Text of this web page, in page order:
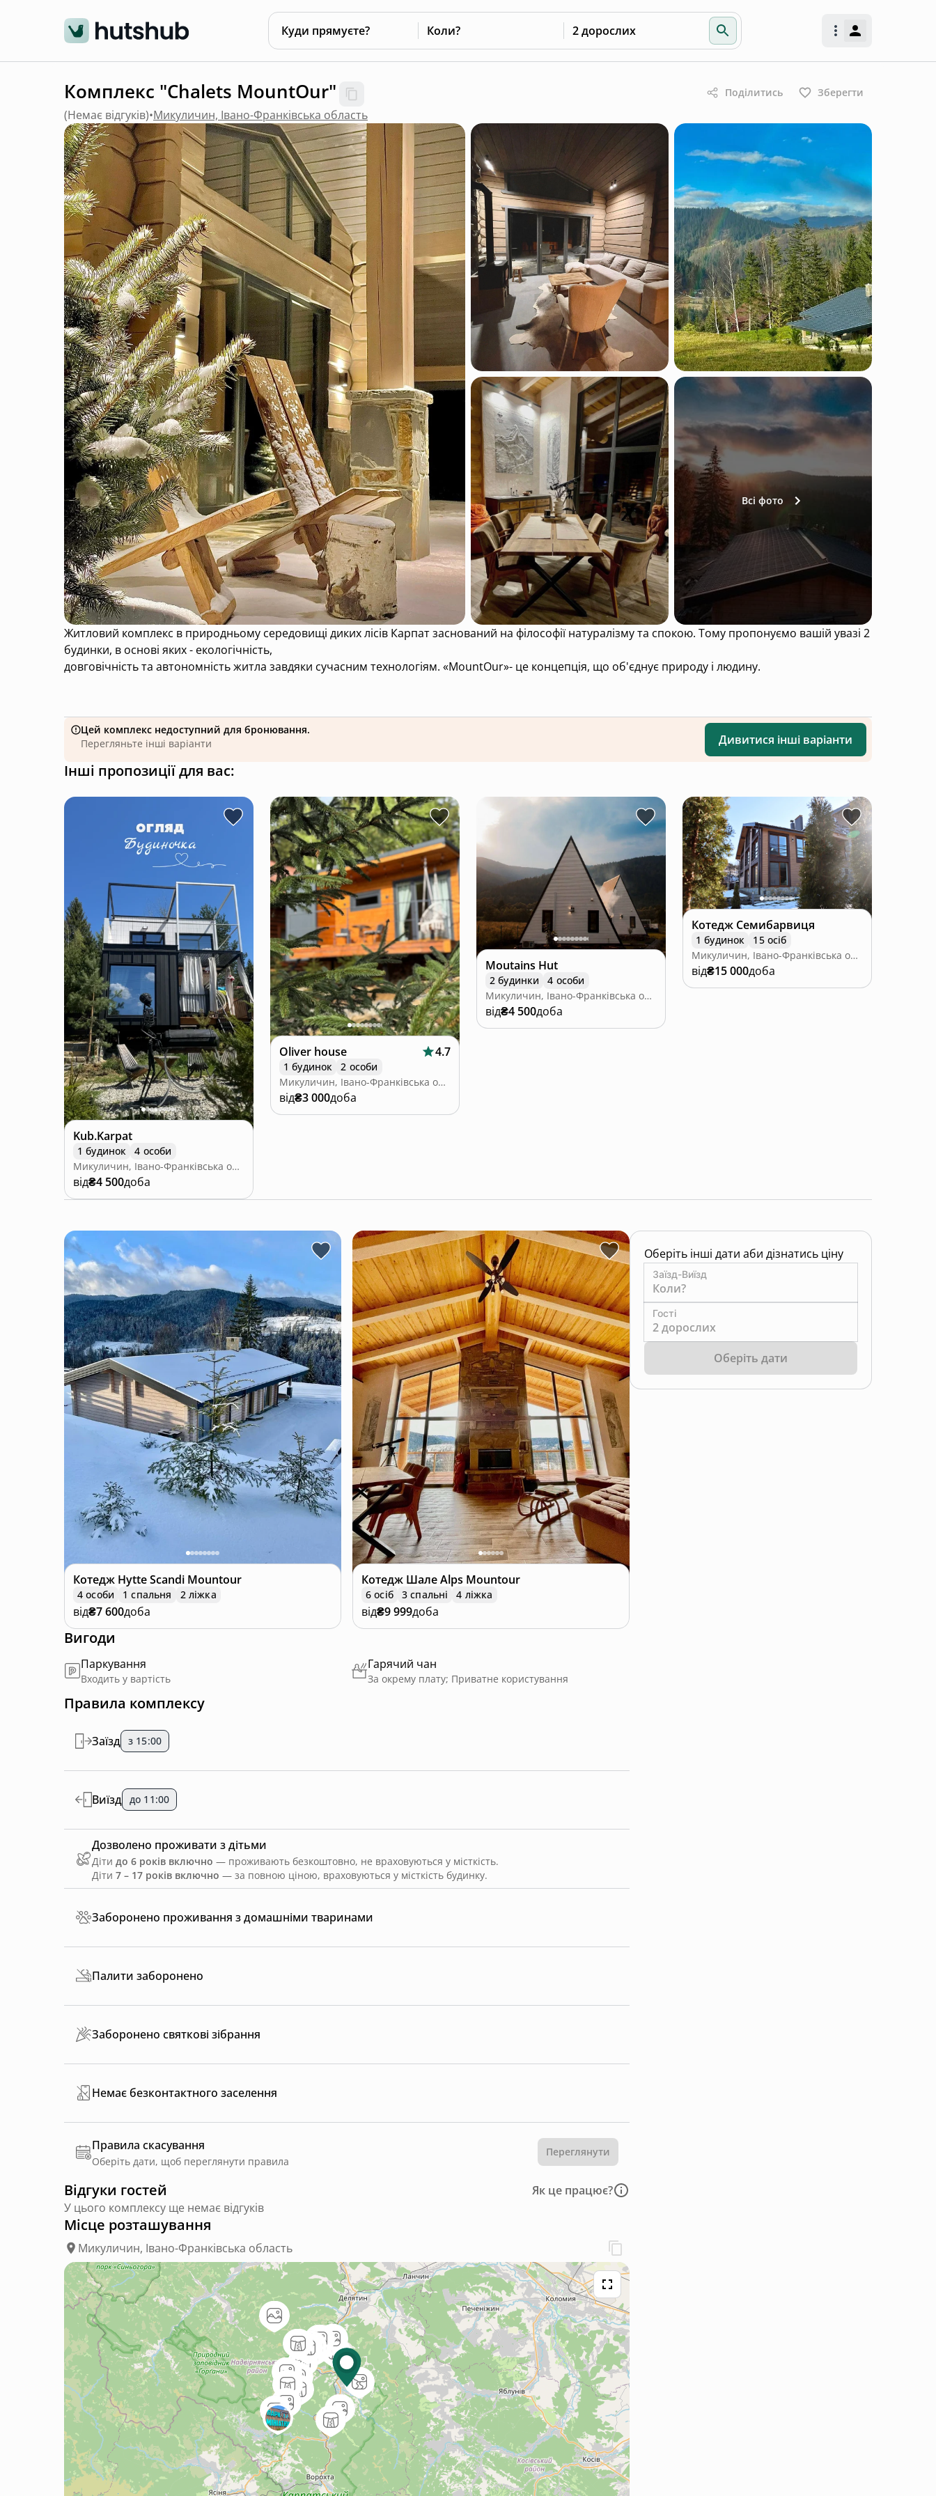
Куди прямуєте? Коли? 2 дорослих
Комплекс "Chalets MountOur" Поділитись Зберегти
(Немає відгуків)•Микуличин, Івано-Франківська область
Всі фото
Житловий комплекс в природньому середовищі диких лісів Карпат заснований на філософії натуралізму та спокою. Тому пропонуємо вашій увазі 2
будинки, в основі яких - екологічність,
довговічність та автономність житла завдяки сучасним технологіям. «MountOur»- це концепція, що об'єднує природу і людину.
Цей комплекс недоступний для бронювання.
Перегляньте інші варіанти
Дивитися інші варіанти
Інші пропозиції для вас:
Kub.Karpat
1 будинок
4 особи
Микуличин, Івано-Франківська область
від₴4 500доба
Oliver house 4.7
1 будинок
2 особи
Микуличин, Івано-Франківська область
від₴3 000доба
Moutains Hut
2 будинки
4 особи
Микуличин, Івано-Франківська область
від₴4 500доба
Котедж Семибарвиця
1 будинок
15 осіб
Микуличин, Івано-Франківська область
від₴15 000доба
Котедж Hytte Scandi Mountour
4 особи 1 спальня 2 ліжка
від₴7 600доба
Котедж Шале Alps Mountour
6 осіб 3 спальні 4 ліжка
від₴9 999доба
Вигоди
Паркування
Входить у вартість
Гарячий чан
За окрему плату; Приватне користування
Правила комплексу
Заборонено проживання з домашніми тваринами
Заїзд з 15:00
Виїзд до 11:00
Дозволено проживати з дітьми
Діти до 6 років включно — проживають безкоштовно, не враховуються у місткість.
Діти 7 – 17 років включно — за повною ціною, враховуються у місткість будинку.
Палити заборонено
Заборонено святкові зібрання
Немає безконтактного заселення
Правила скасування
Оберіть дати, щоб переглянути правила
Переглянути
Відгуки гостей
Як це працює?
У цього комплексу ще немає відгуків
Місце розташування
Микуличин, Івано-Франківська область
Оберіть інші дати аби дізнатись ціну
Заїзд-Виїзд
Коли?
Гості
2 дорослих
Оберіть дати